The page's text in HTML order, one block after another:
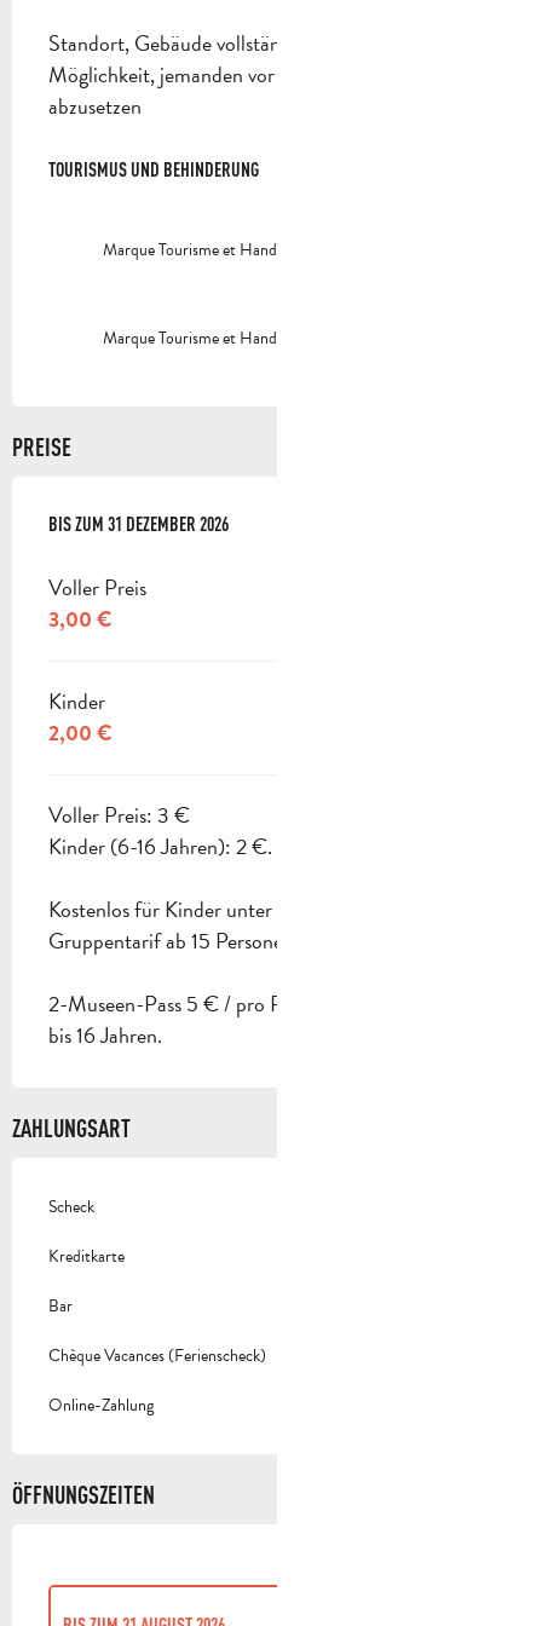
Standort, Gebäude vollständig zugänglich
Möglichkeit, jemanden vor dem Standort
abzusetzen
TOURISMUS UND BEHINDERUNG
TOURISMUS UND BEHINDERUNG
Marque Tourisme et Handicap - déficience auditive
Marque Tourisme et Handicap - déficience mentale
PREISE
AB1 FEBRUAR 2025BIS ZUM
BIS ZUM 31 DEZEMBER 2026
Voller Preis
3,00 €
Kinder
2,00 €
Voller Preis: 3 €
Kinder (6-16 Jahren): 2 €.
Kostenlos für Kinder unter 6 Jahren.
Gruppentarif ab 15 Personen.
2-Museen-Pass 5 € / pro Pers. 3 € für Kinder von 6
bis 16 Jahren.
ZAHLUNGSART
Scheck
Kreditkarte
Bar
Chèque Vacances (Ferienscheck)
Online-Zahlung
ÖFFNUNGSZEITEN